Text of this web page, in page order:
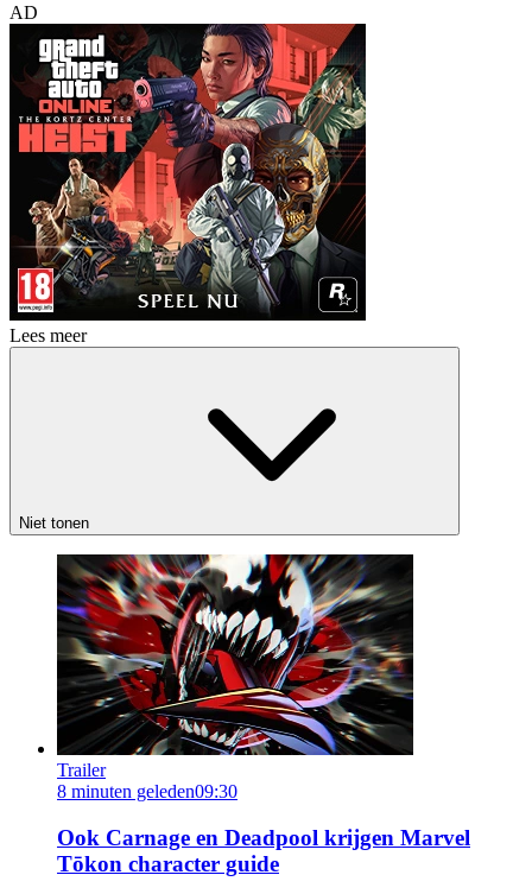
AD
Lees meer
Niet tonen
Trailer
8 minuten geleden09:30
Ook Carnage en Deadpool krijgen Marvel
Tōkon character guide